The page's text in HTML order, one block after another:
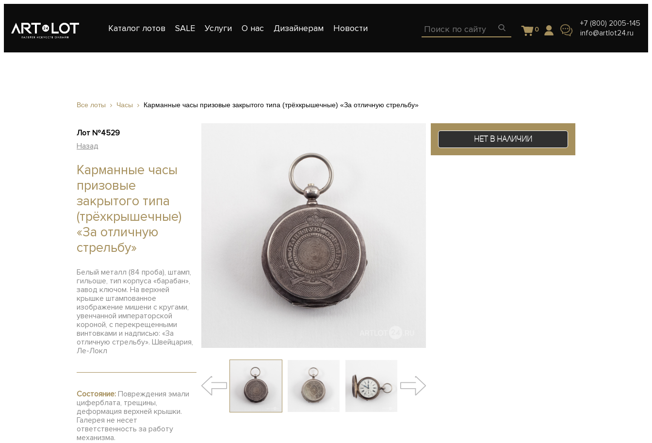
Каталог лотов SALE Услуги О нас Дизайнерам Новости 0
+7 (800) 2005-145
info@artlot24.ru
Все лоты Часы Карманные часы призовые закрытого типа (трёхкрышечные) «За отличную стрельбу»
Лот №4529
Назад
Карманные часы
призовые
закрытого типа
(трёхкрышечные)
«За отличную
стрельбу»
Белый металл (84 проба), штамп,
гильоше, тип корпуса «барабан»,
завод ключом. На верхней
крышке штампованное
изображение мишени с кругами,
увенчанной императорской
короной, с перекрещенными
винтовками и надписью: «За
отличную стрельбу». Швейцария,
Ле-Локл
Состояние: Повреждения эмали
циферблата, трещины,
деформация верхней крышки.
Галерея не несет
ответственность за работу
механизма.
Нет в наличии